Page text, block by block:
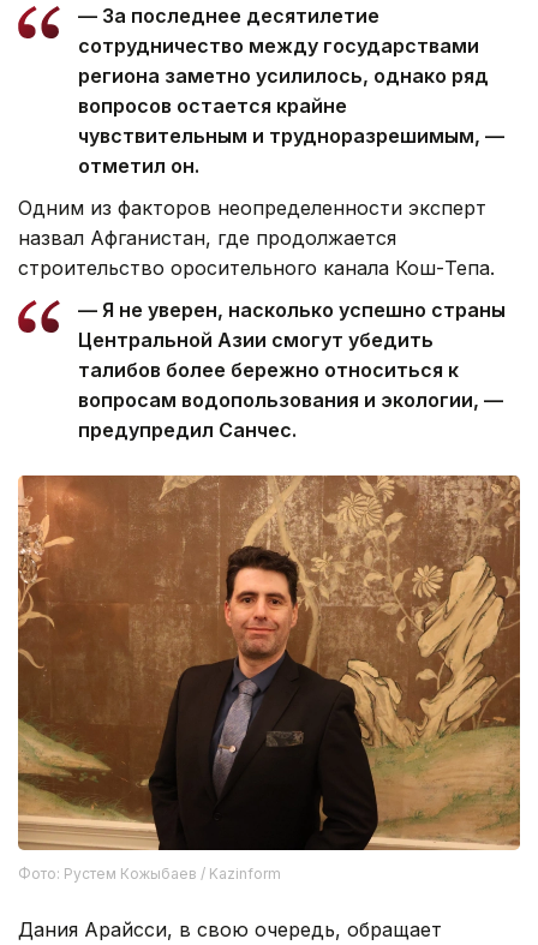
— За последнее десятилетие
сотрудничество между государствами
региона заметно усилилось, однако ряд
вопросов остается крайне
чувствительным и трудноразрешимым, —
отметил он.
Одним из факторов неопределенности эксперт
назвал Афганистан, где продолжается
строительство оросительного канала Кош-Тепа.
— Я не уверен, насколько успешно страны
Центральной Азии смогут убедить
талибов более бережно относиться к
вопросам водопользования и экологии, —
предупредил Санчес.
Фото: Рустем Кожыбаев / Kazinform
Дания Арайсси, в свою очередь, обращает